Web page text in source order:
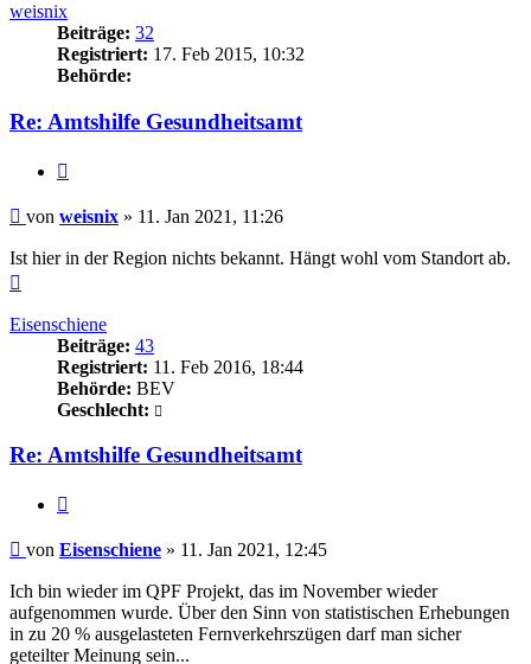
weisnix
Beiträge: 32
Registriert: 17. Feb 2015, 10:32
Behörde:
Re: Amtshilfe Gesundheitsamt
Beitrag
von weisnix » 11. Jan 2021, 11:26
Ist hier in der Region nichts bekannt. Hängt wohl vom Standort ab.
Eisenschiene
Beiträge: 43
Registriert: 11. Feb 2016, 18:44
Behörde: BEV
Geschlecht:
Re: Amtshilfe Gesundheitsamt
Beitrag
von Eisenschiene » 11. Jan 2021, 12:45
Ich bin wieder im QPF Projekt, das im November wieder
aufgenommen wurde. Über den Sinn von statistischen Erhebungen
in zu 20 % ausgelasteten Fernverkehrszügen darf man sicher
geteilter Meinung sein...